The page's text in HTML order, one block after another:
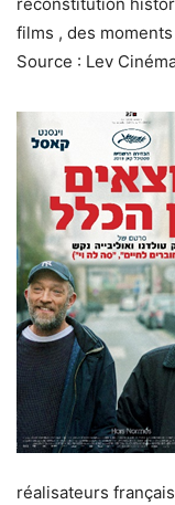
films , des
Source : Lev
réalisateurs